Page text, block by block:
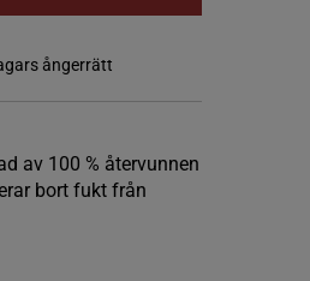
ångerrätt
av 100 % återvunnen
bort fukt från